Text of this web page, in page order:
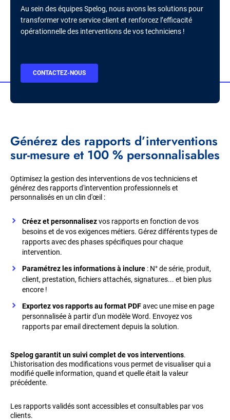
Description
Au sein des équipes Spelog, nous avons les solutions pour
transformer votre service client et renforcez l’efficacité
opérationnelle des interventions de vos techniciens !
BOUTON
CONTACTEZ-NOUS
Générez des rapports d’interventions
sur-mesure et 100 % personnalisables
Optimisez la gestion des interventions de vos techniciens et
générez des rapports d'intervention professionnels et
personnalisés en un clin d'œil :
Créez et personnalisezvos rapports en fonction de vos
besoins et de vos exigences métiers. Gérez différents types de
rapports avec des phases spécifiques pour chaque
intervention.
Paramétrez les informations à inclure : N° de série, produit,
client, prestation, fichiers attachés, signatures... et bien plus
encore !
Exportez vos rapports au format PDFavec une mise en page
personnalisée à partir d'un modèle Word. Envoyez vos
rapports par email directement depuis la solution.
Spelog garantit un suivi complet de vos interventions.
L'historisation des modifications vous permet de visualiser qui a
modifié quelle information, quand et quelle était la valeur
précédente.
Les rapports validés sont accessibles et consultables par vos
clients.